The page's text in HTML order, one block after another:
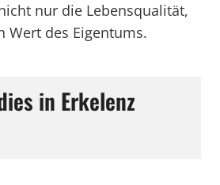
nur die Lebensqualität,
Wert des Eigentums.
in Erkelenz